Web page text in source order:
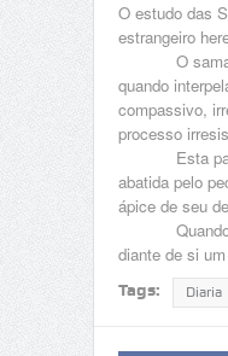
O estudo das
estrangeiro
O
quando
compassivo,
processo
Esta
abatida pelo
ápice de seu
Quando o
diante de si
Tags: Diaria